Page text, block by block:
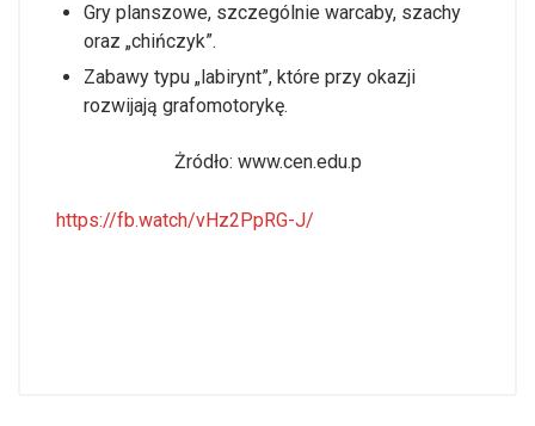
Gry planszowe, szczególnie warcaby, szachy
oraz „chińczyk”.
Zabawy typu „labirynt”, które przy okazji
rozwijają grafomotorykę.
Żródło: www.cen.edu.p
https://fb.watch/vHz2PpRG-J/